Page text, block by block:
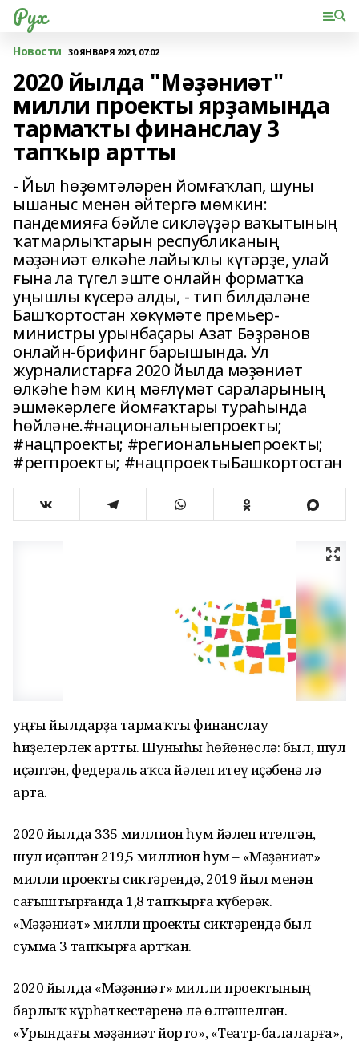
Рух
Новости 30 ЯНВАРЯ 2021, 07:02
2020 йылда "Мәҙәниәт"
милли проекты ярҙамында
тармаҡты финанслау 3
тапҡыр артты
- Йыл һөҙөмтәләрен йомғаҡлап, шуны
ышаныс менән әйтергә мөмкин:
пандемияға бәйле сикләүҙәр ваҡытының
ҡатмарлыҡтарын республиканың
мәҙәниәт өлкәһе лайыҡлы күтәрҙе, улай
ғына ла түгел эште онлайн форматҡа
уңышлы күсерә алды, - тип билдәләне
Башҡортостан хөкүмәте премьер-
министры урынбаҫары Азат Бәҙрәнов
онлайн-брифинг барышында. Ул
журналистарға 2020 йылда мәҙәниәт
өлкәһе һәм киң мәғлүмәт сараларының
эшмәкәрлеге йомғаҡтары тураһында
һөйләне.#национальныепроекты;
#нацпроекты; #региональныепроекты;
#регпроекты; #нацпроектыБашкортостан
Һуңғы йылдарҙа тармаҡты финанслау
һиҙелерлек артты. Шуныһы һөйөнөслә: был, шул
иҫәптән, федераль аҡса йәлеп итеү иҫәбенә лә
арта.
2020 йылда 335 миллион һум йәлеп ителгән,
шул иҫәптән 219,5 миллион һум – «Мәҙәниәт»
милли проекты сиктәрендә, 2019 йыл менән
сағыштырғанда 1,8 тапҡырға күберәк.
«Мәҙәниәт» милли проекты сиктәрендә был
сумма 3 тапҡырға артҡан.
2020 йылда «Мәҙәниәт» милли проектының
барлыҡ күрһәткестәренә лә өлгәшелгән.
«Урындағы мәҙәниәт йорто», «Театр-балаларға»,